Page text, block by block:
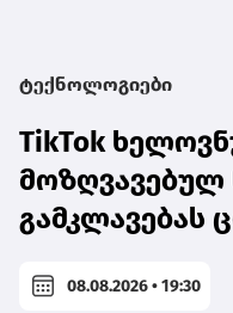
ტექნოლოგიები
TikTok
მოზღვავებულ
გამკლავებას
08.08.2026 • 19:30